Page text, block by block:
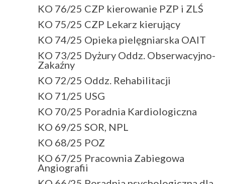
KO 76/25 CZP kierowanie PZP i ZLŚ
KO 75/25 CZP Lekarz kierujący
KO 74/25 Opieka pielęgniarska OAIT
KO 73/25 Dyżury Oddz. Obserwacyjno-
Zakaźny
KO 72/25 Oddz. Rehabilitacji
KO 71/25 USG
KO 70/25 Poradnia Kardiologiczna
KO 69/25 SOR, NPL
KO 68/25 POZ
KO 67/25 Pracownia Zabiegowa
Angiografii